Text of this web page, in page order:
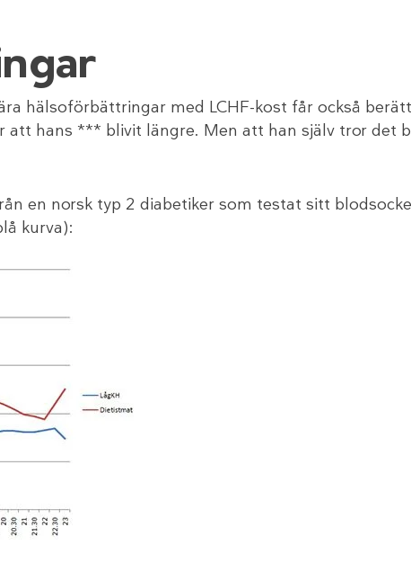
hälsoförbättringar med LCHF-kost får också
hans *** blivit längre. Men att han själv tror det
en norsk typ 2 diabetiker som testat sitt
kurva):